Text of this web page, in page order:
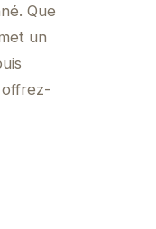
Que
un